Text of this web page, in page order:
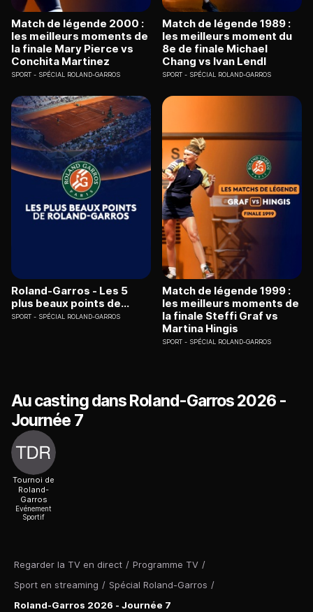
Regarder la TV en direct / Programme TV /
Sport en streaming / Spécial Roland-Garros /
Roland-Garros 2026 - Journée 7
Match de légende 2000 :
les meilleurs moments de
la finale Mary Pierce vs
Conchita Martinez
SPORT SPÉCIAL ROLAND-GARROS
Match de légende 1989 :
les meilleurs moment du
8e de finale Michael
Chang vs Ivan Lendl
SPORT SPÉCIAL ROLAND-GARROS
Roland-Garros - Les 5
plus beaux points de...
SPORT SPÉCIAL ROLAND-GARROS
Match de légende 1999 :
les meilleurs moments de
la finale Steffi Graf vs
Martina Hingis
SPORT SPÉCIAL ROLAND-GARROS
Au casting dans Roland-Garros 2026 -
Journée 7
Tournoi de
Roland-
Garros
Evénement
Sportif